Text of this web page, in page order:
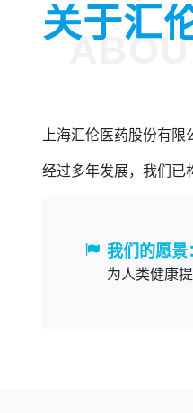
关于汇
上海汇伦医药股份有限
经过多年发展，我们已
我们的愿景
为人类健康